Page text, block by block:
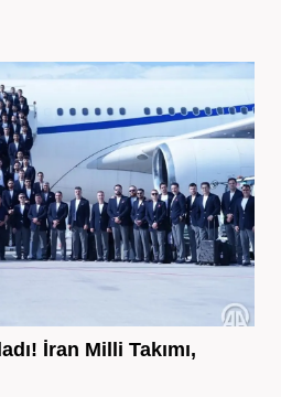
İran Milli Takımı,